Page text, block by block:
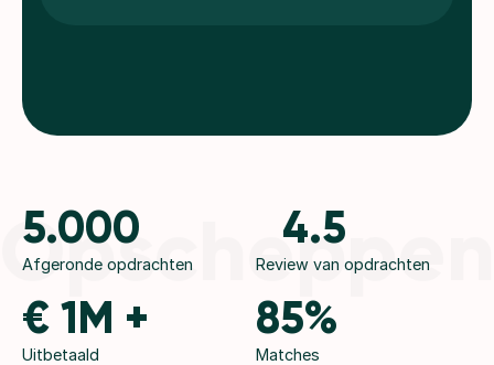
Opscheppen
5.000
Afgeronde opdrachten
4.5
Review van opdrachten
€ 1M +
Uitbetaald
85%
Matches